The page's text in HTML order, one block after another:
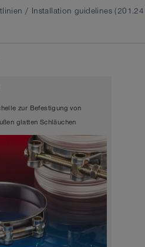
/ Installation guidelines
zur Befestigung von
glatten Schläuchen